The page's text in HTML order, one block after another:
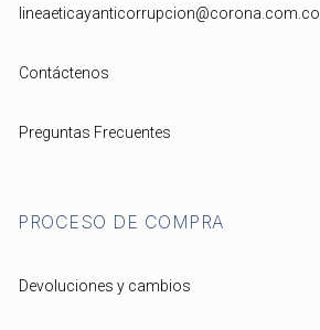
lineaeticayanticorrupcion@corona.com.co
Contáctenos
Preguntas Frecuentes
PROCESO DE COMPRA
Devoluciones y cambios